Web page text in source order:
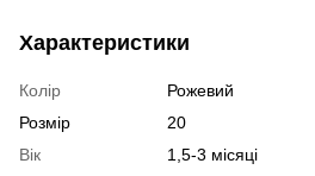
Характеристики
Колір
Рожевий
Розмір
20
Вік
1,5-3 місяці